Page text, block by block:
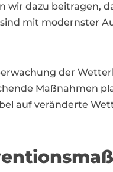
dazu beitragen,
mit modernster
der
Maßnahmen
auf veränderte